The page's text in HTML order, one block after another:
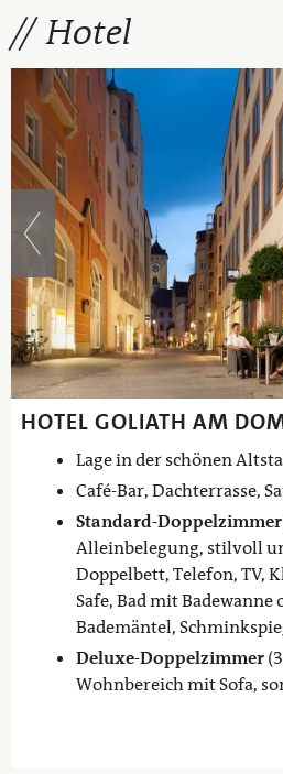
Hotel
HOTEL GOLIATH AM
Lage in der schönen
Café-Bar, Dachterrasse,
Standard-Doppelzimmer
Alleinbelegung, stilvoll
Doppelbett, Telefon, TV,
Safe, Bad mit Badewanne
Bademäntel,
Deluxe-Doppelzimmer
Wohnbereich mit Sofa,